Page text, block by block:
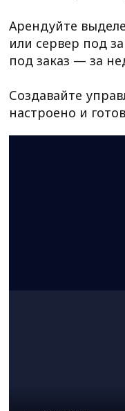
Арендуйте
или сервер под
под заказ — за
Создавайте
настроено и